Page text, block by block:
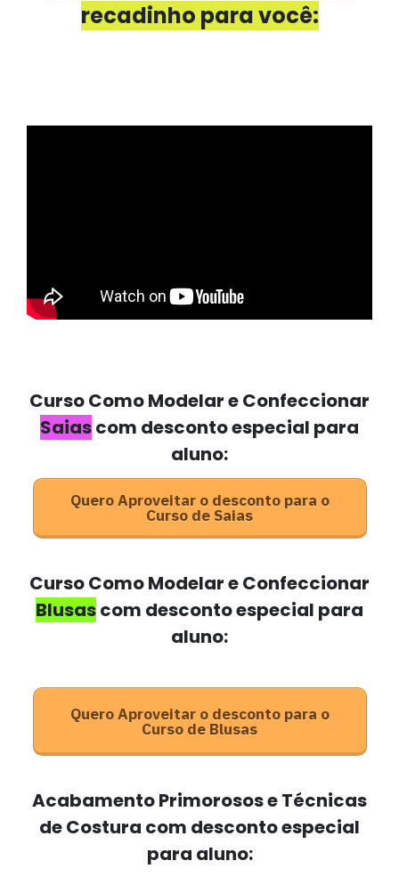
recadinho para você:
Curso Como Modelar e Confeccionar
Saiascom desconto especial para
aluno:
Quero Aproveitar o desconto para o
Curso de Saias
Curso Como Modelar e Confeccionar
Blusascom desconto especial para
aluno:
Quero Aproveitar o desconto para o
Curso de Blusas
Acabamento Primorosos e Técnicas
de Costura com desconto especial
para aluno: